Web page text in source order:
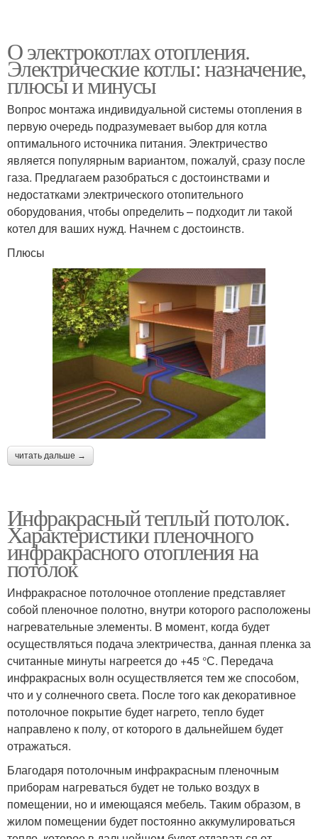
О электрокотлах отопления.
Электрические котлы: назначение,
плюсы и минусы
Вопрос монтажа индивидуальной системы отопления в
первую очередь подразумевает выбор для котла
оптимального источника питания. Электричество
является популярным вариантом, пожалуй, сразу после
газа. Предлагаем разобраться с достоинствами и
недостатками электрического отопительного
оборудования, чтобы определить – подходит ли такой
котел для ваших нужд. Начнем с достоинств.
Плюсы
читать дальше →
Инфракрасный теплый потолок.
Характеристики пленочного
инфракрасного отопления на
потолок
Инфракрасное потолочное отопление представляет
собой пленочное полотно, внутри которого расположены
нагревательные элементы. В момент, когда будет
осуществляться подача электричества, данная пленка за
считанные минуты нагреется до +45 °С. Передача
инфракрасных волн осуществляется тем же способом,
что и у солнечного света. После того как декоративное
потолочное покрытие будет нагрето, тепло будет
направлено к полу, от которого в дальнейшем будет
отражаться.
Благодаря потолочным инфракрасным пленочным
приборам нагреваться будет не только воздух в
помещении, но и имеющаяся мебель. Таким образом, в
жилом помещении будет постоянно аккумулироваться